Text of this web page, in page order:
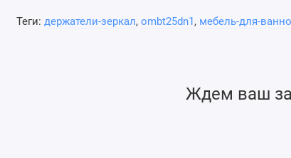
Теги: держатели-зеркал, ombt25dn1, мебель-для-
Ждем ваш